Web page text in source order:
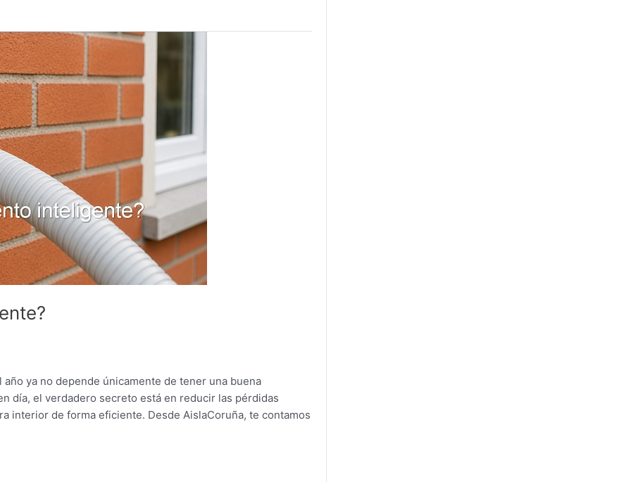
ya no depende únicamente de tener una buena
día, el verdadero secreto está en reducir las pérdidas
interior de forma eficiente. Desde AislaCoruña, te contamos